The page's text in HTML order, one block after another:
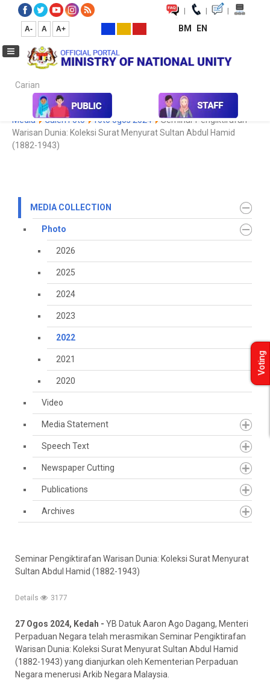
| | |
A- A A+ BM EN
Carian...
Media Media Collection Photo 2022
Koleksi
Media
Galeri Foto foto ogos 2024
Seminar Pengiktirafan
Warisan Dunia: Koleksi Surat Menyurat Sultan Abdul Hamid
(1882-1943)
MEDIA COLLECTION
Photo
2026
2025
2024
2023
2022
2021
2020
Video
Media Statement
Speech Text
Newspaper Cutting
Publications
Archives
Seminar Pengiktirafan Warisan Dunia: Koleksi Surat Menyurat
Sultan Abdul Hamid (1882-1943)
Details 3177
27 Ogos 2024, Kedah - YB Datuk Aaron Ago Dagang, Menteri
Perpaduan Negara telah merasmikan Seminar Pengiktirafan
Warisan Dunia: Koleksi Surat Menyurat Sultan Abdul Hamid
(1882-1943) yang dianjurkan oleh Kementerian Perpaduan
Negara menerusi Arkib Negara Malaysia.
Voting